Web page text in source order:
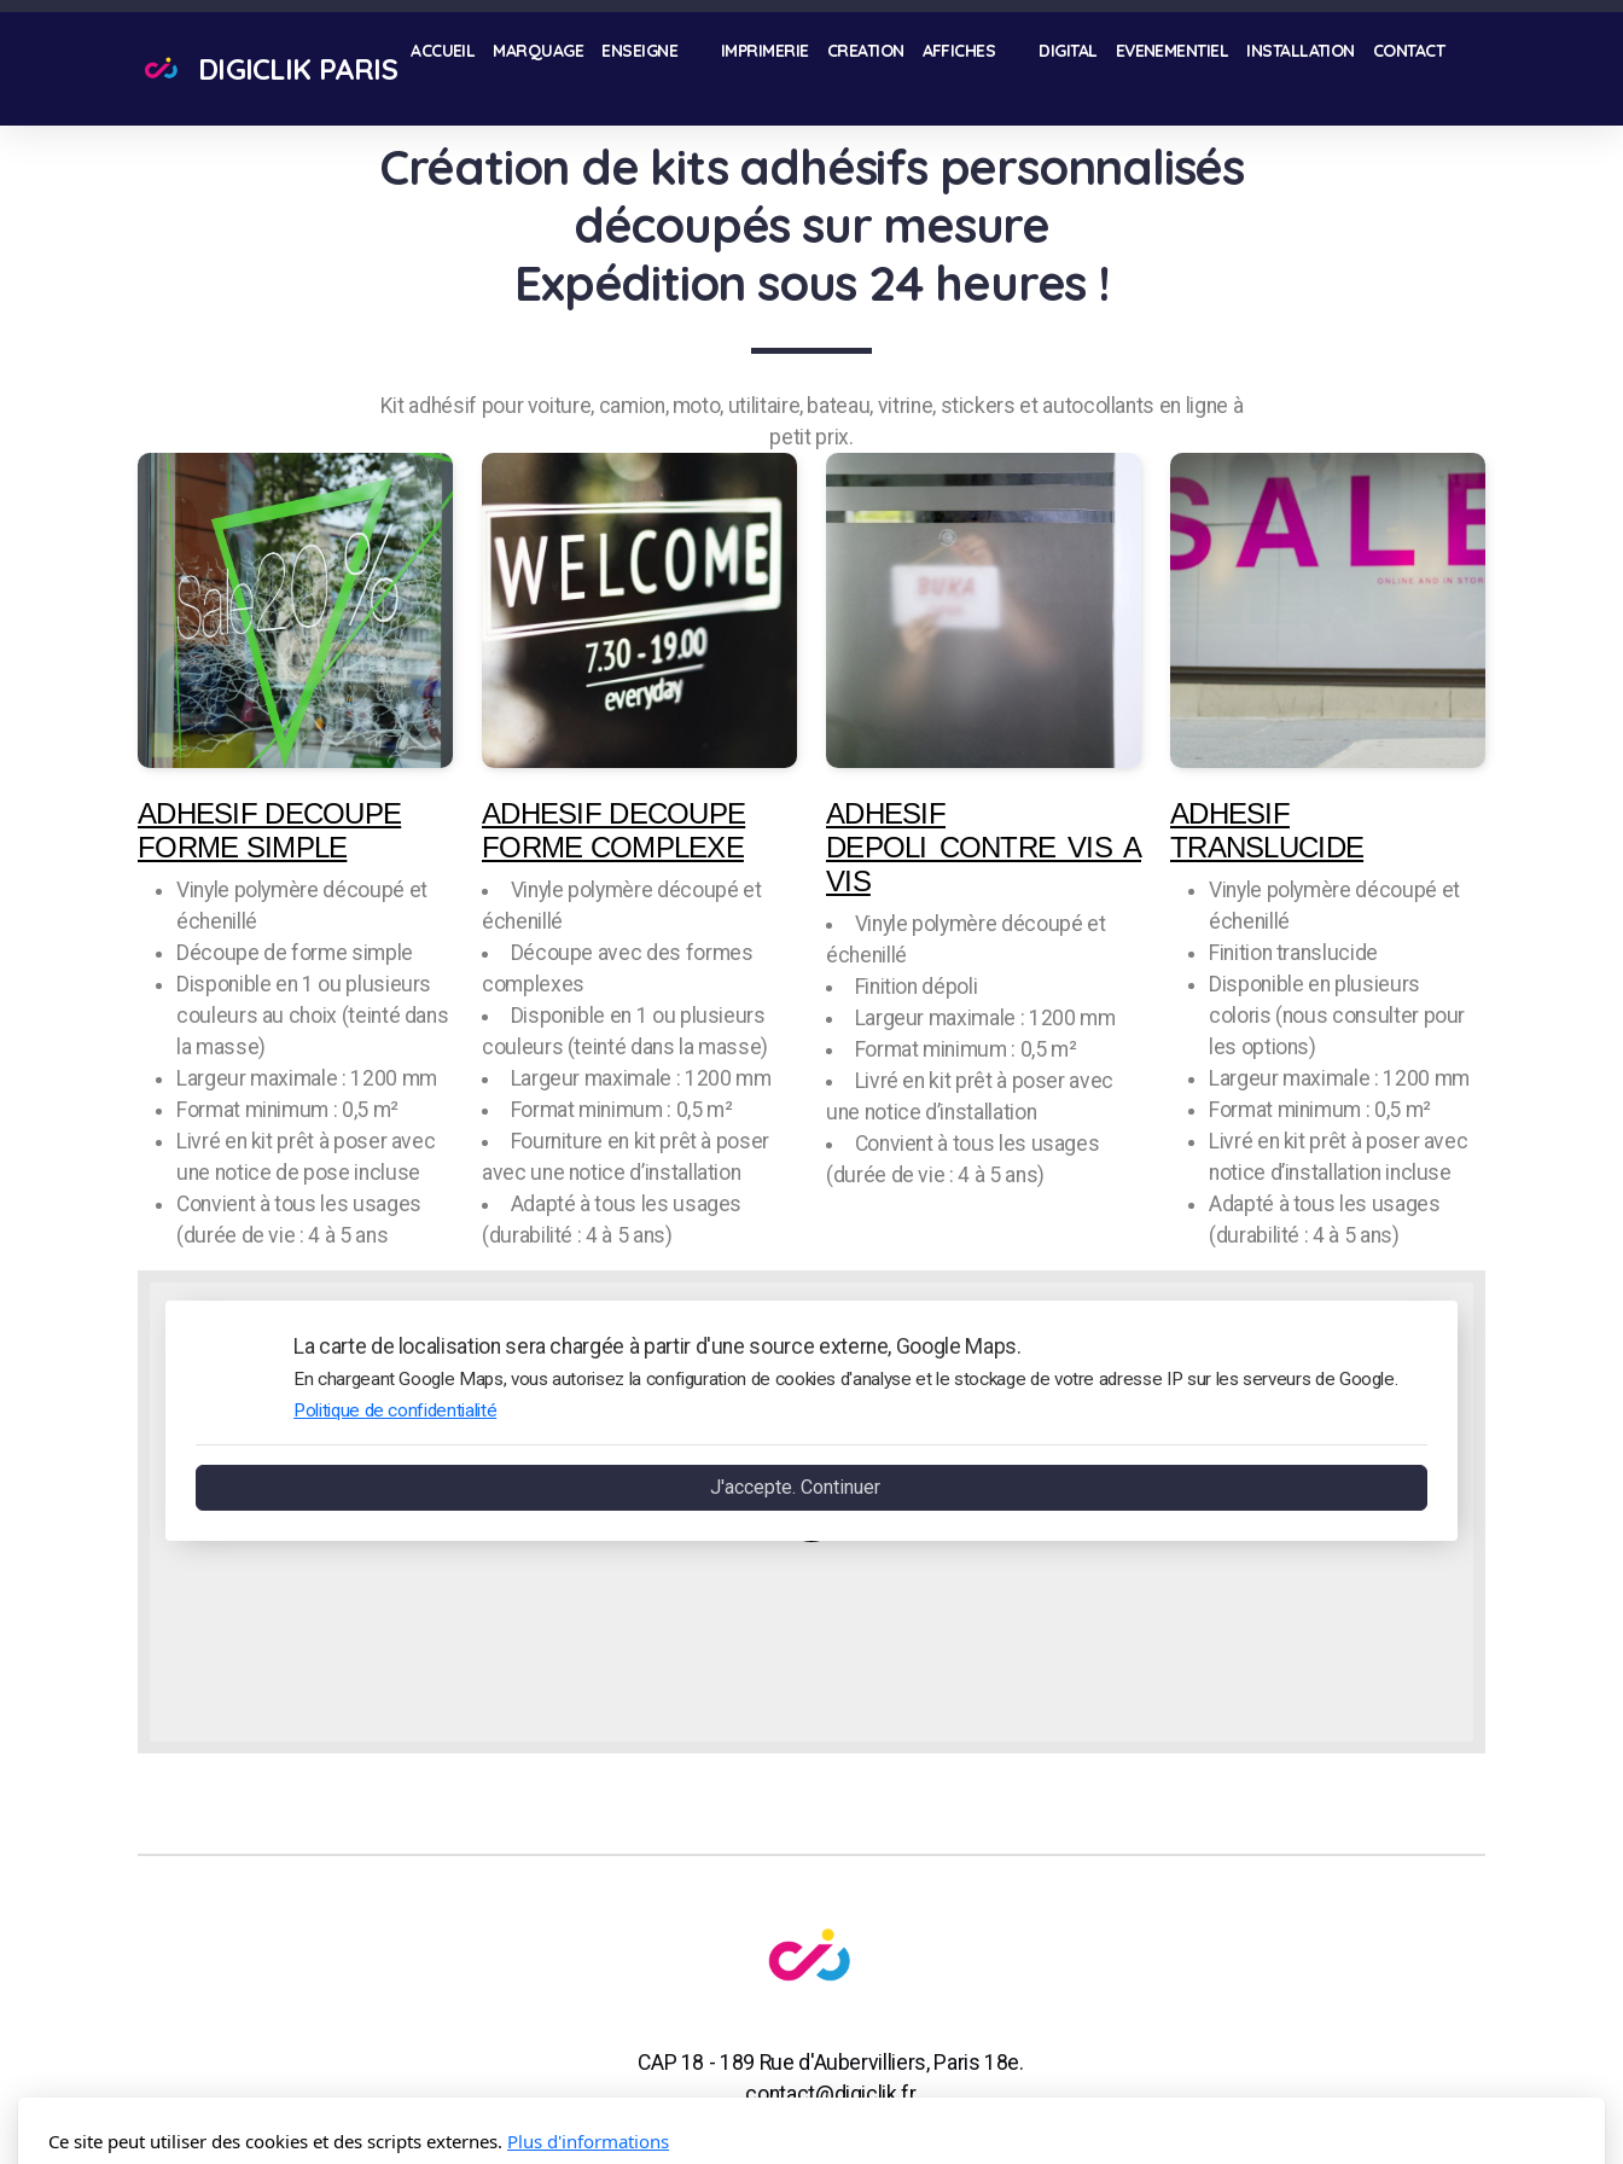
DIGICLIK PARIS ACCUEIL MARQUAGE ENSEIGNE IMPRIMERIE CREATION AFFICHES DIGITAL EVENEMENTIEL INSTALLATION CONTACT
Création de kits adhésifs personnalisés
découpés sur mesure
Expédition sous 24 heures !
Kit adhésif pour voiture, camion, moto, utilitaire, bateau, vitrine, stickers et autocollants en ligne à
petit prix.
ADHESIF DECOUPE
FORME SIMPLE
Vinyle polymère découpé et
échenillé
Découpe de forme simple
Disponible en 1 ou plusieurs
couleurs au choix (teinté dans
la masse)
Largeur maximale : 1200 mm
Format minimum : 0,5 m²
Livré en kit prêt à poser avec
une notice de pose incluse
Convient à tous les usages
(durée de vie : 4 à 5 ans
ADHESIF DECOUPE
FORME COMPLEXE
Vinyle polymère découpé et
échenillé
Découpe avec des formes
complexes
Disponible en 1 ou plusieurs
couleurs (teinté dans la masse)
Largeur maximale : 1200 mm
Format minimum : 0,5 m²
Fourniture en kit prêt à poser
avec une notice d’installation
Adapté à tous les usages
(durabilité : 4 à 5 ans)
ADHESIF
DEPOLI CONTRE VIS A
VIS
Vinyle polymère découpé et
échenillé
Finition dépoli
Largeur maximale : 1200 mm
Format minimum : 0,5 m²
Livré en kit prêt à poser avec
une notice d’installation
Convient à tous les usages
(durée de vie : 4 à 5 ans)
ADHESIF
TRANSLUCIDE
Vinyle polymère découpé et
échenillé
Finition translucide
Disponible en plusieurs
coloris (nous consulter pour
les options)
Largeur maximale : 1200 mm
Format minimum : 0,5 m²
Livré en kit prêt à poser avec
notice d’installation incluse
Adapté à tous les usages
(durabilité : 4 à 5 ans)
La carte de localisation sera chargée à partir d'une source externe, Google Maps.
En chargeant Google Maps, vous autorisez la configuration de cookies d'analyse et le stockage de votre adresse IP sur les serveurs de Google.
Politique de confidentialité
J'accepte. Continuer
CAP 18 - 189 Rue d'Aubervilliers, Paris 18e.
contact@digiclik.fr
Ce site peut utiliser des cookies et des scripts externes. Plus d'informations